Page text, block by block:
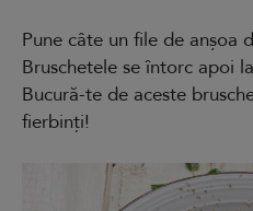
Pune câte un file de anșoa
Bruschetele se întorc apoi
Bucură-te de aceste
fierbinți!